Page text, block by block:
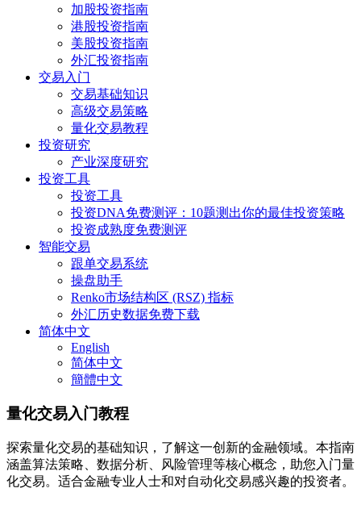
加股投资指南
港股投资指南
美股投资指南
外汇投资指南
交易入门
交易基础知识
高级交易策略
量化交易教程
投资研究
产业深度研究
投资工具
投资工具
投资DNA免费测评：10题测出你的最佳投资策略
投资成熟度免费测评
智能交易
跟单交易系统
操盘助手
Renko市场结构区 (RSZ) 指标
外汇历史数据免费下载
简体中文
English
简体中文
簡體中文
量化交易入门教程
探索量化交易的基础知识，了解这一创新的金融领域。本指南
涵盖算法策略、数据分析、风险管理等核心概念，助您入门量
化交易。适合金融专业人士和对自动化交易感兴趣的投资者。